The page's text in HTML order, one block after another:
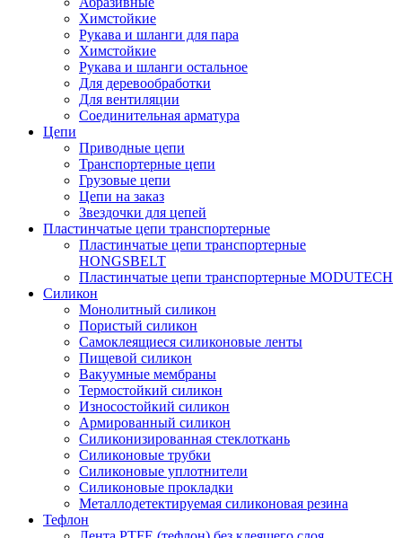
Химстойкие
Рукава и шланги для пара
Химстойкие
Рукава и шланги остальное
Для деревообработки
Для вентиляции
Соединительная арматура
Цепи
Приводные цепи
Транспортерные цепи
Грузовые цепи
Цепи на заказ
Звездочки для цепей
Пластинчатые цепи транспортерные
Пластинчатые цепи транспортерные
HONGSBELT
Пластинчатые цепи транспортерные MODUTECH
Силикон
Монолитный силикон
Пористый силикон
Самоклеящиеся силиконовые ленты
Пищевой силикон
Вакуумные мембраны
Термостойкий силикон
Износостойкий силикон
Армированный силикон
Силиконизированная стеклоткань
Силиконовые трубки
Силиконовые уплотнители
Силиконовые прокладки
Металлодетектируемая силиконовая резина
Тефлон